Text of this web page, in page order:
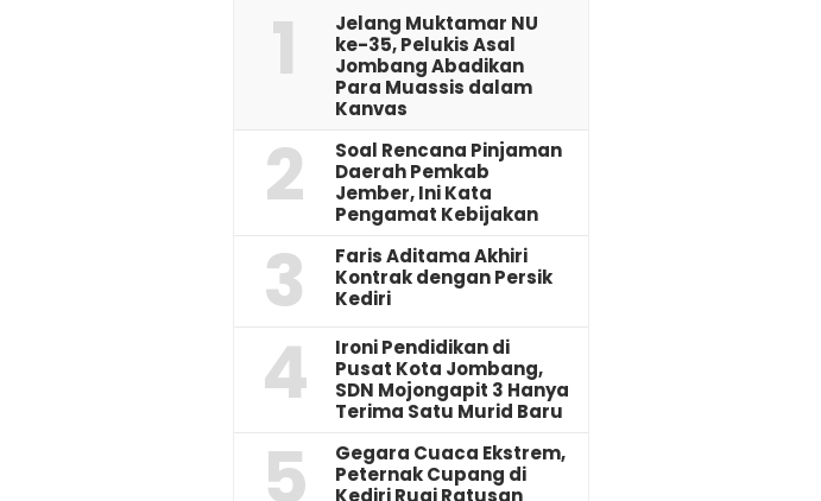
1
Jelang Muktamar NU
ke-35, Pelukis Asal
Jombang Abadikan
Para Muassis dalam
Kanvas
2
‎Soal Rencana Pinjaman
Daerah Pemkab
Jember, Ini Kata
Pengamat Kebijakan ‎
3
Faris Aditama Akhiri
Kontrak dengan Persik
Kediri
4
Ironi Pendidikan di
Pusat Kota Jombang,
SDN Mojongapit 3 Hanya
Terima Satu Murid Baru
5
‎Gegara Cuaca Ekstrem,
Peternak Cupang di
Kediri Rugi Ratusan